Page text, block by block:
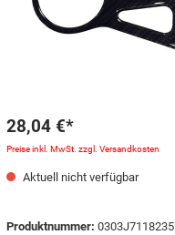
28,04 €*
Preise inkl. MwSt. zzgl. Versandkosten
Aktuell nicht verfügbar
Produktnummer: 0303J7118235